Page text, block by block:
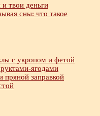
и твои деньги
сны: что такое
с укропом и фетой
ягодами
пряной заправкой